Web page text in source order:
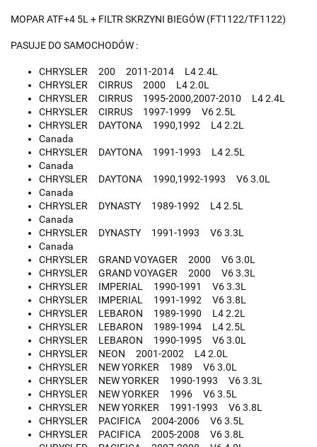
MOPAR ATF+4 5L + FILTR SKRZYNI BIEGÓW (FT1122/TF1122)
PASUJE DO SAMOCHODÓW :
CHRYSLER 200 2011-2014 L4 2.4L
CHRYSLER CIRRUS 2000 L4 2.0L
CHRYSLER CIRRUS 1995-2000,2007-2010 L4 2.4L
CHRYSLER CIRRUS 1997-1999 V6 2.5L
CHRYSLER DAYTONA 1990,1992 L4 2.2L
Canada
CHRYSLER DAYTONA 1991-1993 L4 2.5L
Canada
CHRYSLER DAYTONA 1990,1992-1993 V6 3.0L
Canada
CHRYSLER DYNASTY 1989-1992 L4 2.5L
Canada
CHRYSLER DYNASTY 1991-1993 V6 3.3L
Canada
CHRYSLER GRAND VOYAGER 2000 V6 3.0L
CHRYSLER GRAND VOYAGER 2000 V6 3.3L
CHRYSLER IMPERIAL 1990-1991 V6 3.3L
CHRYSLER IMPERIAL 1991-1992 V6 3.8L
CHRYSLER LEBARON 1989-1990 L4 2.2L
CHRYSLER LEBARON 1989-1994 L4 2.5L
CHRYSLER LEBARON 1990-1995 V6 3.0L
CHRYSLER NEON 2001-2002 L4 2.0L
CHRYSLER NEW YORKER 1989 V6 3.0L
CHRYSLER NEW YORKER 1990-1993 V6 3.3L
CHRYSLER NEW YORKER 1996 V6 3.5L
CHRYSLER NEW YORKER 1991-1993 V6 3.8L
CHRYSLER PACIFICA 2004-2006 V6 3.5L
CHRYSLER PACIFICA 2005-2008 V6 3.8L